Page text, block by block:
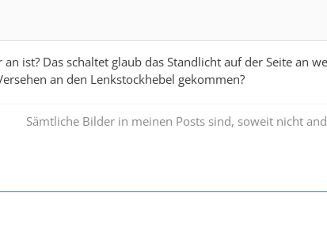
ist? Das schaltet glaub das Standlicht auf der Seite an
an den Lenkstockhebel gekommen?
Sämtliche Bilder in meinen Posts sind, soweit nicht